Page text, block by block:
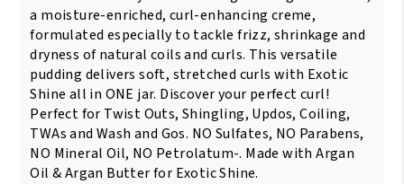
a moisture-enriched, curl-enhancing creme,
formulated especially to tackle frizz, shrinkage and
dryness of natural coils and curls. This versatile
pudding delivers soft, stretched curls with Exotic
Shine all in ONE jar. Discover your perfect curl!
Perfect for Twist Outs, Shingling, Updos, Coiling,
TWAs and Wash and Gos. NO Sulfates, NO Parabens,
NO Mineral Oil, NO Petrolatum-. Made with Argan
Oil & Argan Butter for Exotic Shine.